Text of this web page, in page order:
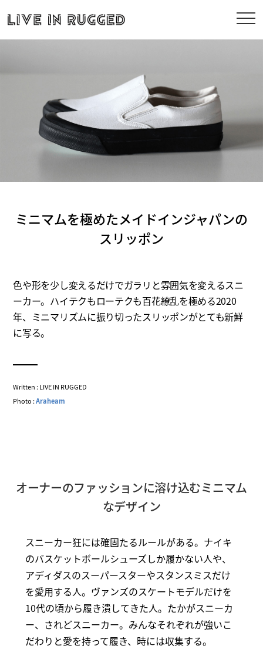
ミニマムを極めたメイドインジャパンの
スリッポン
色や形を少し変えるだけでガラリと雰囲気を変えるスニ
ーカー。ハイテクもローテクも百花繚乱を極める2020
年、ミニマリズムに振り切ったスリッポンがとても新鮮
に写る。
Written : LIVE IN RUGGED
Photo :Araheam
オーナーのファッションに溶け込むミニマム
なデザイン
スニーカー狂には確固たるルールがある。ナイキ
のバスケットボールシューズしか履かない人や、
アディダスのスーパースターやスタンスミスだけ
を愛用する人。ヴァンズのスケートモデルだけを
10代の頃から履き潰してきた人。たかがスニーカ
ー、されどスニーカー。みんなそれぞれが強いこ
だわりと愛を持って履き、時には収集する。